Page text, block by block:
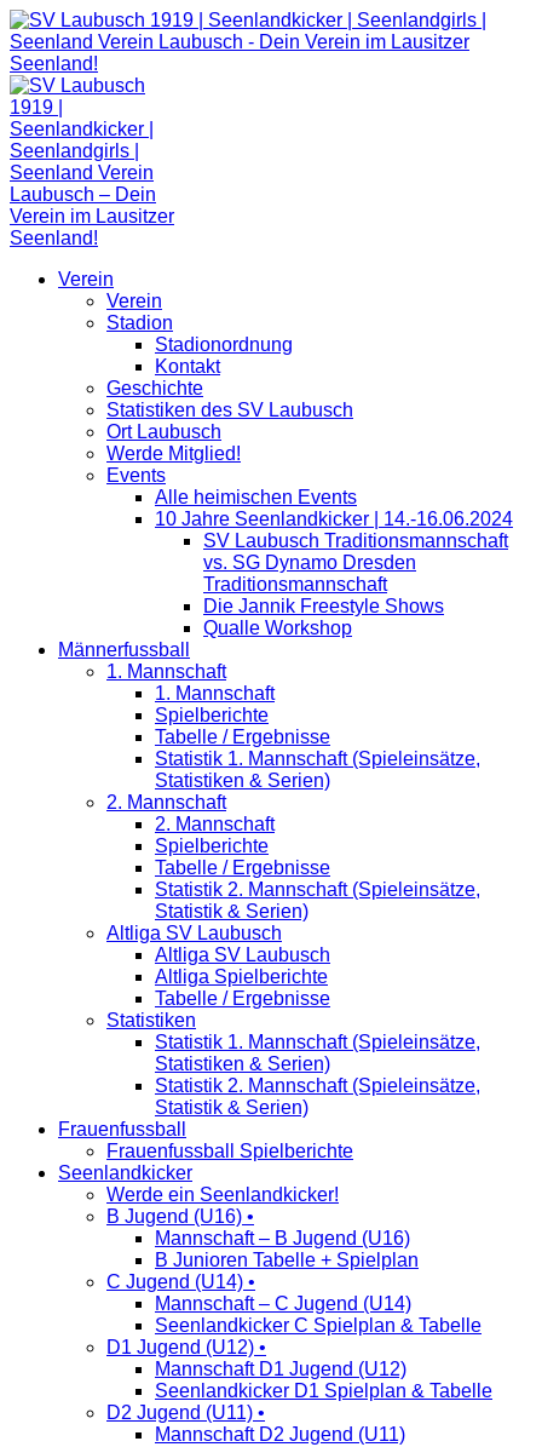
Zum
Inhalt
springen
Verein
Verein
Stadion
Stadionordnung
Kontakt
Geschichte
Statistiken des SV Laubusch
Ort Laubusch
Werde Mitglied!
Events
Alle heimischen Events
10 Jahre Seenlandkicker | 14.-16.06.2024
SV Laubusch Traditionsmannschaft
vs. SG Dynamo Dresden
Traditionsmannschaft
Die Jannik Freestyle Shows
Qualle Workshop
Männerfussball
1. Mannschaft
1. Mannschaft
Spielberichte
Tabelle / Ergebnisse
Statistik 1. Mannschaft (Spieleinsätze,
Statistiken & Serien)
2. Mannschaft
2. Mannschaft
Spielberichte
Tabelle / Ergebnisse
Statistik 2. Mannschaft (Spieleinsätze,
Statistik & Serien)
Altliga SV Laubusch
Altliga SV Laubusch
Altliga Spielberichte
Tabelle / Ergebnisse
Statistiken
Statistik 1. Mannschaft (Spieleinsätze,
Statistiken & Serien)
Statistik 2. Mannschaft (Spieleinsätze,
Statistik & Serien)
Frauenfussball
Frauenfussball Spielberichte
Seenlandkicker
Werde ein Seenlandkicker!
B Jugend (U16) •
Mannschaft – B Jugend (U16)
B Junioren Tabelle + Spielplan
C Jugend (U14) •
Mannschaft – C Jugend (U14)
Seenlandkicker C Spielplan & Tabelle
D1 Jugend (U12) •
Mannschaft D1 Jugend (U12)
Seenlandkicker D1 Spielplan & Tabelle
D2 Jugend (U11) •
Mannschaft D2 Jugend (U11)